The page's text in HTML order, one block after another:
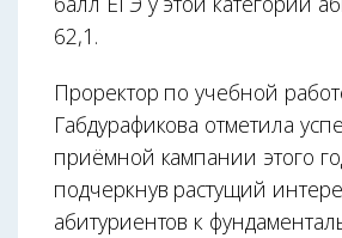
62,1.
Проректор по учебной
Габдурафикова отметила
приёмной кампании этого
подчеркнув растущий
абитуриентов к